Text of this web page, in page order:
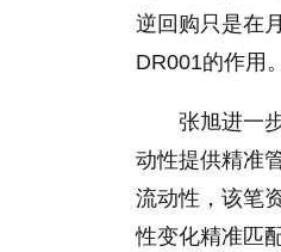
逆回购只是在
DR001的作用。
张旭进一
动性提供精准
流动性，该笔
性变化精准匹配